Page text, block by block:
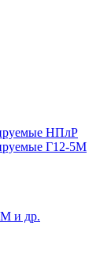
НПлР
Г12-5М
и др.